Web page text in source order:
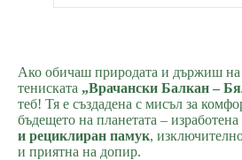
Ако обичаш природата и държиш на
тениската „Врачански Балкан –
теб! Тя е създадена с мисъл за
бъдещето на планетата – изработена
и рециклиран памук,
и приятна на допир.